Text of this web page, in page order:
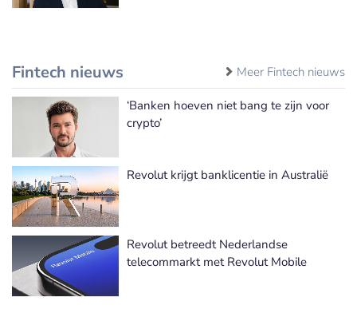
Fintech nieuws Meer Fintech nieuws
‘Banken hoeven niet bang te zijn voor
crypto’
Revolut krijgt banklicentie in Australië
Revolut betreedt Nederlandse
telecommarkt met Revolut Mobile